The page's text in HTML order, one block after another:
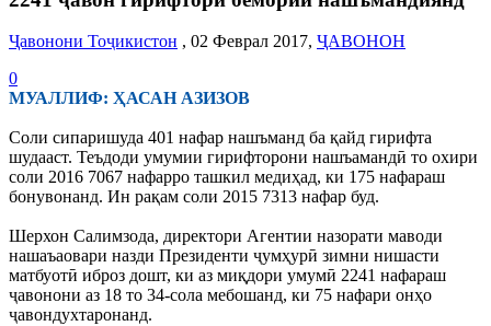
Ҷавонони Тоҷикистон , 02 Феврал 2017, ҶАВОНОН
0
МУАЛЛИФ: ҲАСАН АЗИЗОВ
Соли сипаришуда 401 нафар нашъманд ба қайд гирифта
шудааст. Теъдоди умумии гирифторони нашъамандӣ то охири
соли 2016 7067 нафарро ташкил медиҳад, ки 175 нафараш
бонувонанд. Ин рақам соли 2015 7313 нафар буд.
Шерхон Салимзода, директори Агентии назорати маводи
нашаъаовари назди Президенти ҷумҳурӣ зимни нишасти
матбуотӣ иброз дошт, ки аз миқдори умумӣ 2241 нафараш
ҷавонони аз 18 то 34-сола мебошанд, ки 75 нафари онҳо
ҷавондухтаронанд.